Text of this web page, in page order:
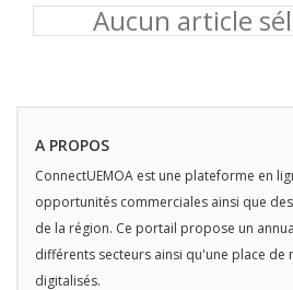
Aucun article
A PROPOS
ConnectUEMOA est une plateforme en
opportunités commerciales ainsi que
de la région. Ce portail propose un
différents secteurs ainsi qu'une place de
digitalisés.